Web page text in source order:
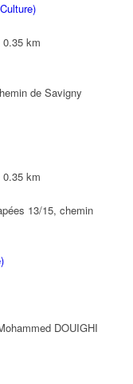
0.35 km
de Savigny
0.35 km
13/15, chemin
DOUIGHI